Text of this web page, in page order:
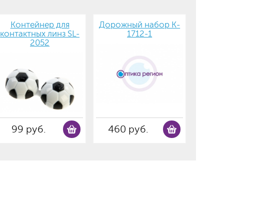
Контейнер для
контактных линз SL-
2052
99 руб.
Дорожный набор K-
1712-1
460 руб.